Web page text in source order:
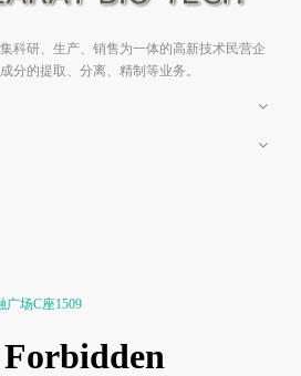
科研、生产、销售为一体的高新技术民营企
分的提取、分离、精制等业务。
广场C座1509